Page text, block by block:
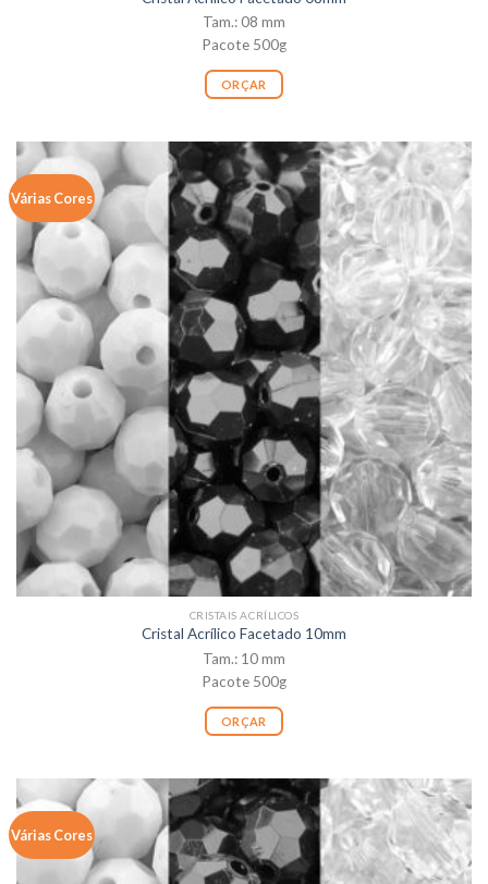
Tam.: 08 mm
Pacote 500g
ORÇAR
Várias Cores
CRISTAIS ACRÍLICOS
Cristal Acrílico Facetado 10mm
Tam.: 10 mm
Pacote 500g
ORÇAR
Várias Cores